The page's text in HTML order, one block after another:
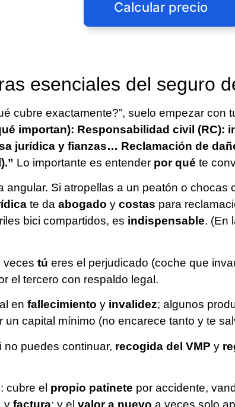
Calcular precio
esenciales del seguro
cubre exactamente?”, suelo empezar con
importan): Responsabilidad civil (RC):
jurídica y fianzas… Reclamación de
Lo importante es entender por qué te
angular. Si atropellas a un peatón o
te da abogado y costas para
bici compartidos, es indispensable. (En
veces tú eres el perjudicado (coche que
el tercero con respaldo legal.
en fallecimiento y invalidez; algunos
un capital mínimo (no encarece tanto y te
no puedes continuar, recogida del VMP y
cubre el propio patinete por accidente,
y factura; y el valor a nuevo a veces solo